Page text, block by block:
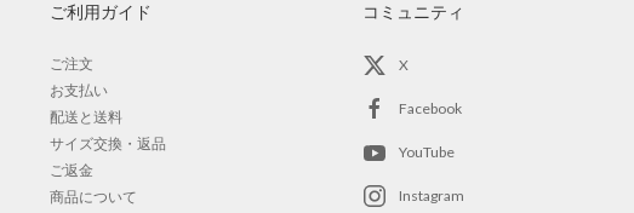
ご利用ガイド
ご注文
お支払い
配送と送料
サイズ交換・返品
ご返金
商品について
コミュニティ
X
Facebook
YouTube
Instagram